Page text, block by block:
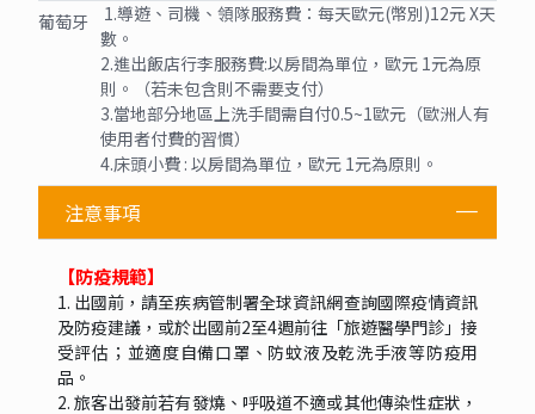
葡萄牙
1.導遊、司機、領隊服務費：每天歐元(幣別)12元 X天
數。
2.進出飯店行李服務費:以房間為單位，歐元 1元為原
則。（若未包含則不需要支付）
3.當地部分地區上洗手間需自付0.5~1歐元（歐洲人有
使用者付費的習慣）
4.床頭小費 : 以房間為單位，歐元 1元為原則。
注意事項
【防疫規範】
1. 出國前，請至疾病管制署全球資訊網查詢國際疫情資訊
及防疫建議，或於出國前2至4週前往「旅遊醫學門診」接
受評估；並適度自備口罩、防蚊液及乾洗手液等防疫用
品。
2. 旅客出發前若有發燒、呼吸道不適或其他傳染性症狀，